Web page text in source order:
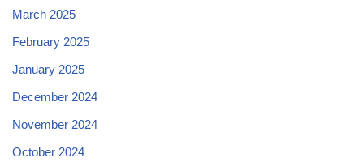
March 2025
February 2025
January 2025
December 2024
November 2024
October 2024